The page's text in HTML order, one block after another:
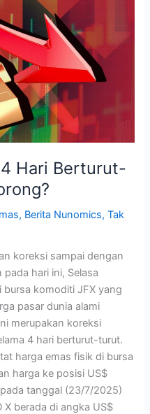
4 Hari Berturut-
, Berita Nunomics,Tak
koreksi sampai dengan
hari ini, Selasa
komoditi JFX yang
pasar dunia alami
merupakan koreksi
4 hari berturut-turut.
harga emas fisik di bursa
harga ke posisi US$
tanggal (23/7/2025)
X berada di angka US$